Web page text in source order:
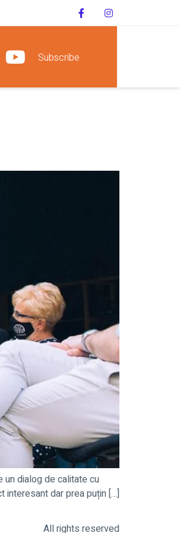
Subscribe
un dialog de calitate cu
interesant dar prea puțin […]
All rights reserved